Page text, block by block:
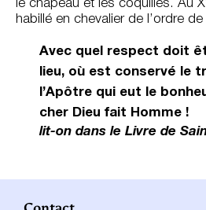
le chapeau et les coquilles. Au
habillé en cheva­lier de l’ordre
Avec quel respect doit
lieu, où est conservé le
l’Apôtre qui eut le
cher Dieu fait Homme !
lit-on dans le Livre de